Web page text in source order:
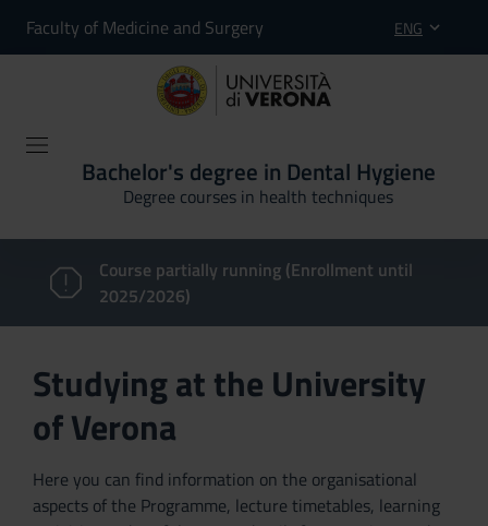
Faculty of Medicine and Surgery ENG
Bachelor's degree in Dental Hygiene
Degree courses in health techniques
Course partially running (Enrollment until
2025/2026)
Studying at the University
of Verona
Here you can find information on the organisational
aspects of the Programme, lecture timetables, learning